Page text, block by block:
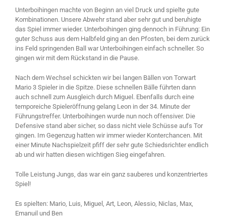
Unterboihingen machte von Beginn an viel Druck und spielte gute
Kombinationen. Unsere Abwehr stand aber sehr gut und beruhigte
das Spiel immer wieder. Unterboihingen ging dennoch in Führung: Ein
guter Schuss aus dem Halbfeld ging an den Pfosten, bei dem zurück
ins Feld springenden Ball war Unterboihingen einfach schneller. So
gingen wir mit dem Rückstand in die Pause.
Nach dem Wechsel schickten wir bei langen Bällen von Torwart
Mario 3 Spieler in die Spitze. Diese schnellen Bälle führten dann
auch schnell zum Ausgleich durch Miguel. Ebenfalls durch eine
temporeiche Spieleröffnung gelang Leon in der 34. Minute der
Führungstreffer. Unterboihingen wurde nun noch offensiver. Die
Defensive stand aber sicher, so dass nicht viele Schüsse aufs Tor
gingen. Im Gegenzug hatten wir immer wieder Konterchancen. Mit
einer Minute Nachspielzeit pfiff der sehr gute Schiedsrichter endlich
ab und wir hatten diesen wichtigen Sieg eingefahren.
Tolle Leistung Jungs, das war ein ganz sauberes und konzentriertes
Spiel!
Es spielten: Mario, Luis, Miguel, Art, Leon, Alessio, Niclas, Max,
Emanuil und Ben